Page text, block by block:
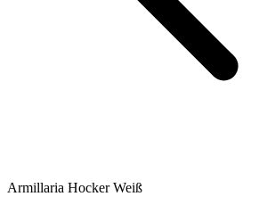
Armillaria Hocker Weiß